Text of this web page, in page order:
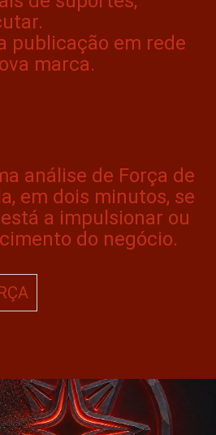
publicação em rede
marca.
análise de Força de
em dois minutos, se
a impulsionar ou
do negócio.